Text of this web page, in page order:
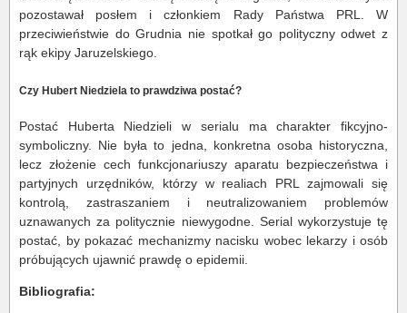
pozostawał posłem i członkiem Rady Państwa PRL. W
przeciwieństwie do Grudnia nie spotkał go polityczny odwet z
rąk ekipy Jaruzelskiego.
Czy Hubert Niedziela to prawdziwa postać?
Postać Huberta Niedzieli w serialu ma charakter fikcyjno-
symboliczny. Nie była to jedna, konkretna osoba historyczna,
lecz złożenie cech funkcjonariuszy aparatu bezpieczeństwa i
partyjnych urzędników, którzy w realiach PRL zajmowali się
kontrolą, zastraszaniem i neutralizowaniem problemów
uznawanych za politycznie niewygodne. Serial wykorzystuje tę
postać, by pokazać mechanizmy nacisku wobec lekarzy i osób
próbujących ujawnić prawdę o epidemii.
Bibliografia: